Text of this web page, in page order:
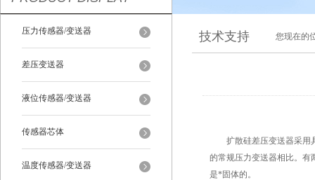
压力传感器/变送器
差压变送器
液位传感器/变送器
传感器芯体
温度传感器/变送器
技术支持 您现在的
扩散硅差压变送器采用具
的常规压力变送器相比。有
是*固体的。